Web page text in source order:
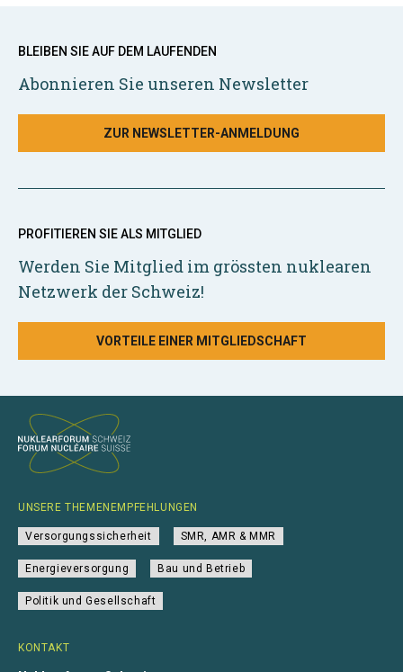
BLEIBEN SIE AUF DEM LAUFENDEN
Abonnieren Sie unseren Newsletter
ZUR NEWSLETTER-ANMELDUNG
PROFITIEREN SIE ALS MITGLIED
Werden Sie Mitglied im grössten nuklearen
Netzwerk der Schweiz!
VORTEILE EINER MITGLIEDSCHAFT
KONTAKT
UNSERE THEMENEMPFEHLUNGEN
Versorgungssicherheit SMR, AMR & MMR
Energieversorgung Bau und Betrieb
Politik und Gesellschaft